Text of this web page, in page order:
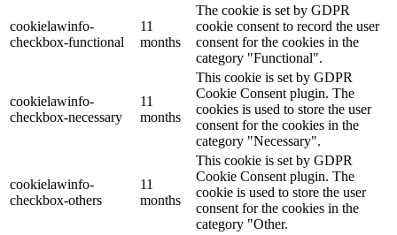
cookielawinfo-
checkbox-functional
11
months
The cookie is set by GDPR
cookie consent to record the user
consent for the cookies in the
category "Functional".
cookielawinfo-
checkbox-necessary
11
months
This cookie is set by GDPR
Cookie Consent plugin. The
cookies is used to store the user
consent for the cookies in the
category "Necessary".
cookielawinfo-
checkbox-others
11
months
This cookie is set by GDPR
Cookie Consent plugin. The
cookie is used to store the user
consent for the cookies in the
category "Other.